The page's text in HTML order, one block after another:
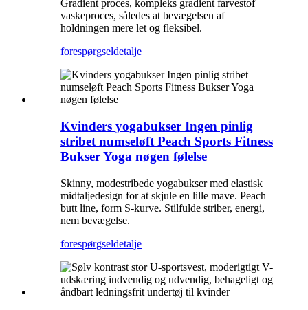
Gradient proces, kompleks gradient farvestof
vaskeproces, således at bevægelsen af ​​
holdningen mere let og fleksibel.
forespørgseldetalje
Kvinders yogabukser Ingen pinlig
stribet numseløft Peach Sports Fitness
Bukser Yoga nøgen følelse
Skinny, modestribede yogabukser med elastisk
midtaljedesign for at skjule en lille mave. Peach
butt line, form S-kurve. Stilfulde striber, energi,
nem bevægelse.
forespørgseldetalje